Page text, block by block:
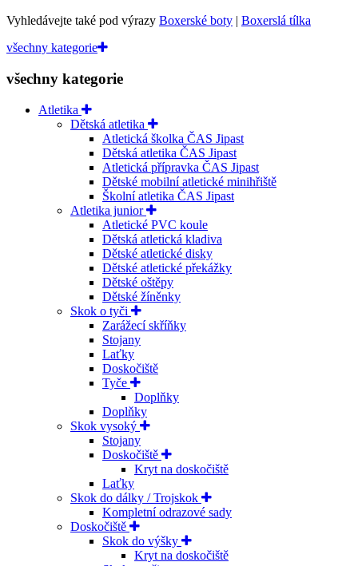
Vyhledávejte také pod výrazy Boxerské boty | Boxerslá tílka
všechny kategorie
všechny kategorie
Atletika
Dětská atletika
Atletická školka ČAS Jipast
Dětská atletika ČAS Jipast
Atletická přípravka ČAS Jipast
Dětské mobilní atletické minihřiště
Školní atletika ČAS Jipast
Atletika junior
Atletické PVC koule
Dětská atletická kladiva
Dětské atletické disky
Dětské atletické překážky
Dětské oštěpy
Dětské žíněnky
Skok o tyči
Zarážecí skříňky
Stojany
Laťky
Doskočiště
Tyče
Doplňky
Doplňky
Skok vysoký
Stojany
Doskočiště
Kryt na doskočiště
Laťky
Skok do dálky / Trojskok
Kompletní odrazové sady
Doskočiště
Skok do výšky
Kryt na doskočiště